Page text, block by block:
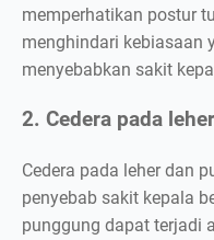
memperhatikan postur
menghindari kebiasaan
menyebabkan sakit
2. Cedera pada
Cedera pada leher dan
penyebab sakit kepala
punggung dapat terjadi